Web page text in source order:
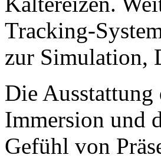
Tracking-
zur Simulation,
Die Ausstattung
Immersion und
Gefühl von